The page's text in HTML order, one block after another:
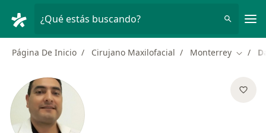
¿Qué estás buscando?
Página De Inicio Cirujano Maxilofacial Monterrey